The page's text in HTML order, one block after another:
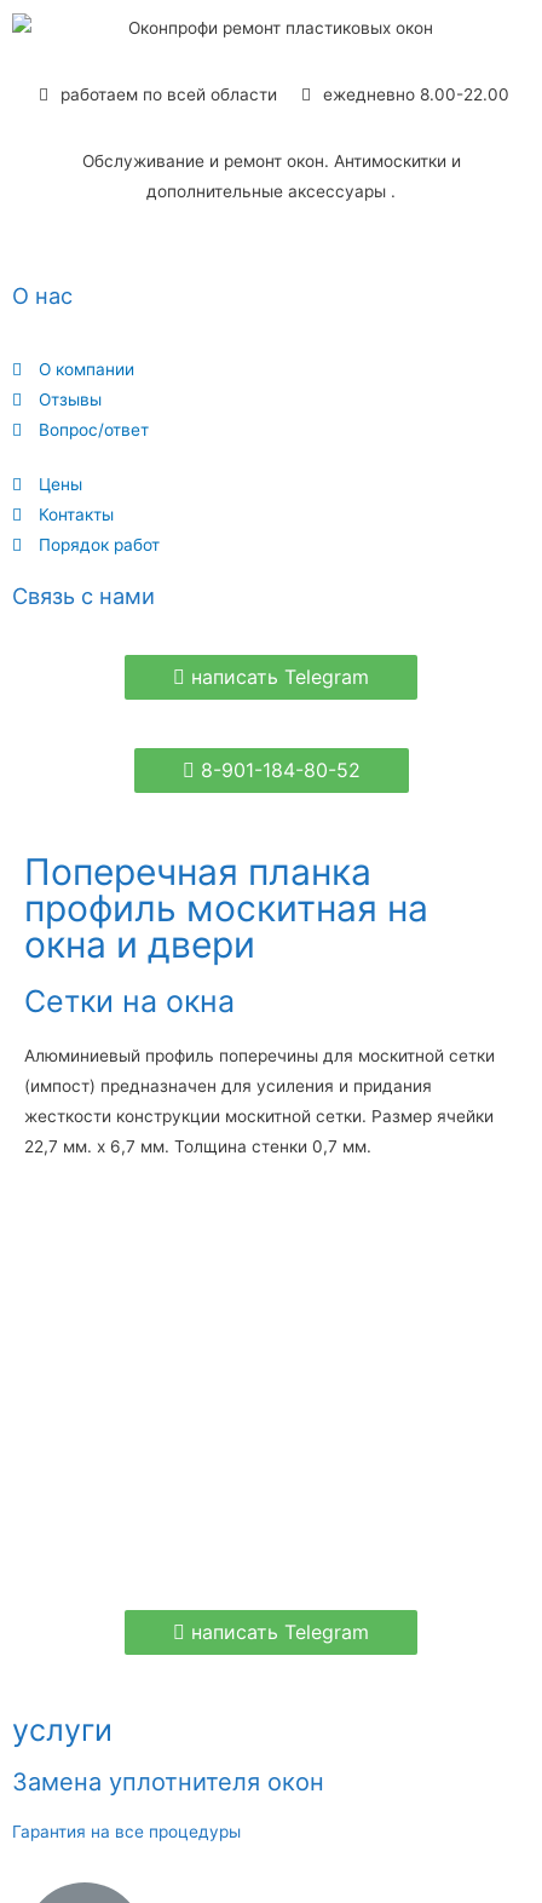
Связь с нами
написать Telegram
8-901-184-80-52
О нас
О компании
Отзывы
Вопрос/ответ
Цены
Контакты
Порядок работ
работаем по всей области ежедневно 8.00-22.00
Обслуживание и ремонт окон. Антимоскитки и
дополнительные аксессуары .
Поперечная планка
профиль москитная на
окна и двери
Сетки на окна
Алюминиевый профиль поперечины для москитной сетки
(импост) предназначен для усиления и придания
жесткости конструкции москитной сетки. Размер ячейки
22,7 мм. х 6,7 мм. Толщина стенки 0,7 мм.
написать Telegram
услуги
Замена уплотнителя окон
Гарантия на все процедуры